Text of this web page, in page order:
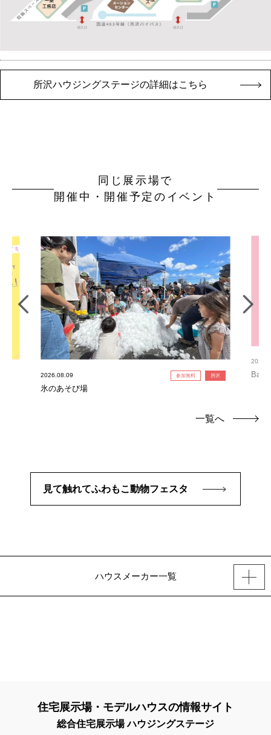
所沢ハウジングステージの詳細はこちら
同じ展示場で
開催中・開催予定のイベント
2026.08.09 参加無料 所沢
氷のあそび場
一覧へ
見て触れてふわもこ動物フェスタ
ハウスメーカー一覧
住宅展示場・モデルハウスの情報サイト
総合住宅展示場 ハウジングステージ